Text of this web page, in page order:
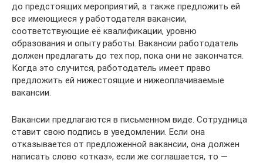
до предстоящих мероприятий, а также предложить ей
все имеющиеся у работодателя вакансии,
соответствующие её квалификации, уровню
образования и опыту работы. Вакансии работодатель
должен предлагать до тех пор, пока они не закончатся.
Когда это случится, работодатель имеет право
предложить ей нижестоящие и нижеоплачиваемые
вакансии.
Вакансии предлагаются в письменном виде. Сотрудница
ставит свою подпись в уведомлении. Если она
отказывается от предложенной вакансии, она должен
написать слово «отказ», если же соглашается, то —